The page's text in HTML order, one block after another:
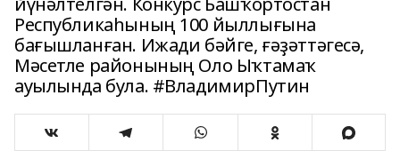
Республикаһының 100 йыллығына
бағышланған. Ижади бәйге, ғәҙәттәгесә,
Мәсетле районының Оло Ыҡтамаҡ
ауылында була. #ВладимирПутин